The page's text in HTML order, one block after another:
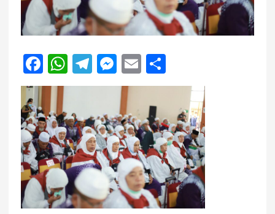
F
a
c
e
b
o
o
k
W
h
ts
A
p
p
T
el
g
r
a
m
M
e
ss
e
n
g
er
E
m
ai
l
h
re